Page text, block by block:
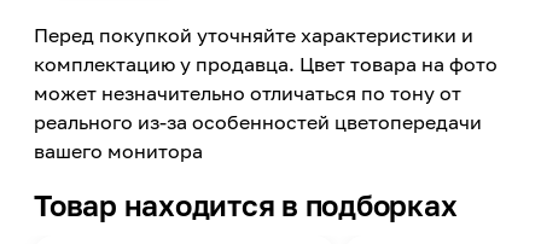
Модельный ряд
Примавера
Материал
Керамика
Длина
Ширина
Перед покупкой уточняйте характеристики и
комплектацию у продавца. Цвет товара на фото
может незначительно отличаться по тону от
реального из-за особенностей цветопередачи
вашего монитора
Товар находится в подборках